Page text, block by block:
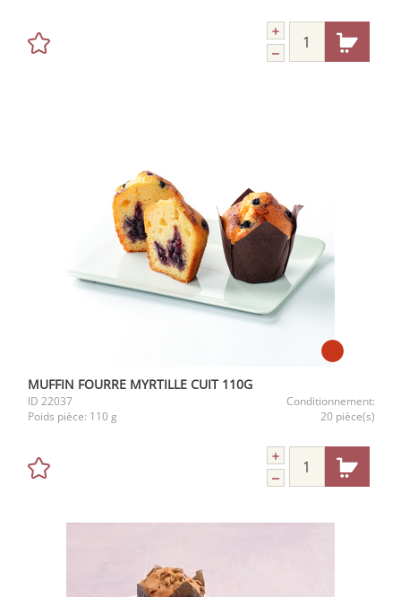
MUFFIN FOURRE MYRTILLE CUIT 110G
ID 22037
Conditionnement:
Poids pièce: 110 g 20 pièce(s)